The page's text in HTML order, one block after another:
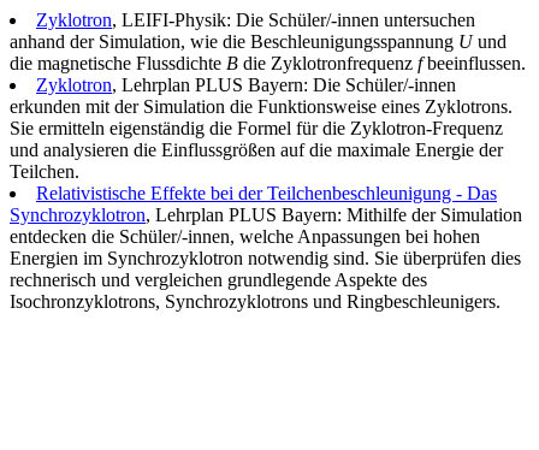
Zyklotron, LEIFI-Physik: Die Schüler/-innen untersuchen
anhand der Simulation, wie die Beschleunigungsspannung Uund
die magnetische Flussdichte B die Zyklotronfrequenz fbeeinflussen.
Zyklotron, Lehrplan PLUS Bayern: Die Schüler/-innen
erkunden mit der Simulation die Funktionsweise eines Zyklotrons.
Sie ermitteln eigenständig die Formel für die Zyklotron-Frequenz
und analysieren die Einflussgrößen auf die maximale Energie der
Teilchen.
Relativistische Effekte bei der Teilchenbeschleunigung - Das
Synchrozyklotron, Lehrplan PLUS Bayern: Mithilfe der Simulation
entdecken die Schüler/-innen, welche Anpassungen bei hohen
Energien im Synchrozyklotron notwendig sind. Sie überprüfen dies
rechnerisch und vergleichen grundlegende Aspekte des
Isochronzyklotrons, Synchrozyklotrons und Ringbeschleunigers.